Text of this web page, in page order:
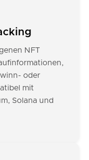
NFT
oder
mit
Solana und